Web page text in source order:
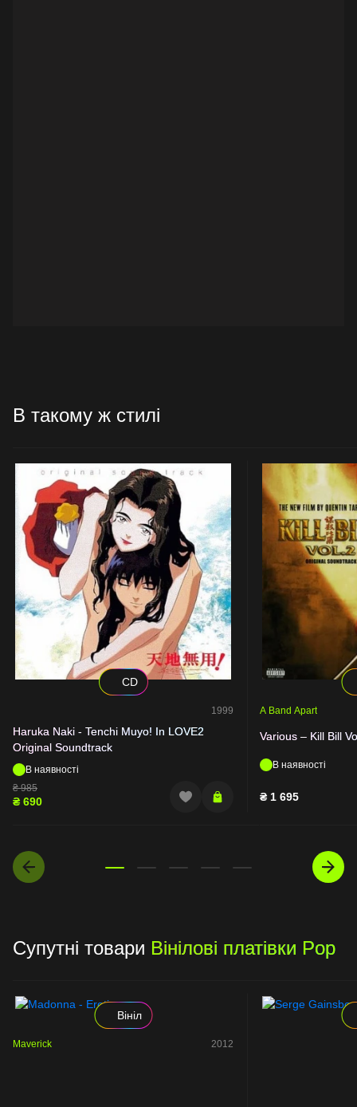
В такому ж стилі
CD
1999
Haruka Naki - Tenchi Muyo! In LOVE2
Original Soundtrack
В наявності
₴985
₴ 690
A Band Apart
Various – Kill Bill
В наявності
₴ 1 695
Супутні товари Вінілові платівки Pop
Вініл
Maverick 2012